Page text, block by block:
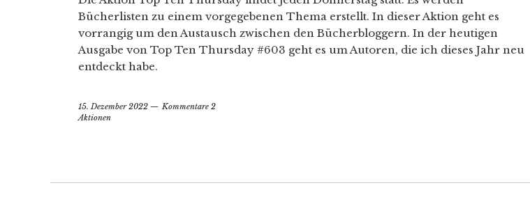
Bücherlisten zu einem vorgegebenen Thema erstellt. In dieser Aktion geht es
vorrangig um den Austausch zwischen den Bücherbloggern. In der heutigen
Ausgabe von Top Ten Thursday #603 geht es um Autoren, die ich dieses Jahr neu
entdeckt habe.
15. Dezember 2022
Kommentare 2
Aktionen